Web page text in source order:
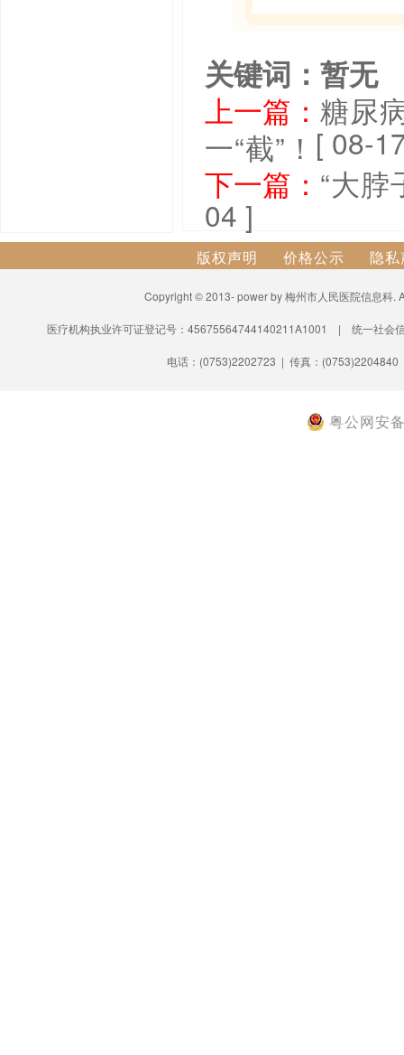
关键词：暂无
上一篇： 糖尿
一“截”！ [ 08-
下一篇： “大
04 ]
版权声明 价格公示 隐
Copyright © 2013- power by 梅州市人民医院信息科
医疗机构执业许可证登记号：45675564744140211A1001 | 统一社会
电话：(0753)2202723 | 传真：
粤公网安